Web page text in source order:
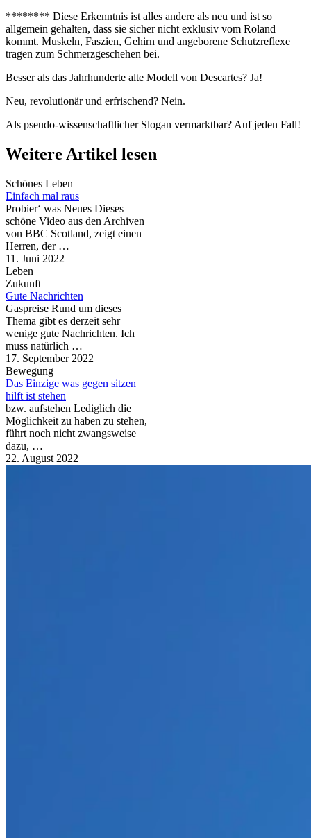
******** Diese Erkenntnis ist alles andere als neu und ist so
allgemein gehalten, dass sie sicher nicht exklusiv vom Roland
kommt. Muskeln, Faszien, Gehirn und angeborene Schutzreflexe
tragen zum Schmerzgeschehen bei.
Besser als das Jahrhunderte alte Modell von Descartes? Ja!
Neu, revolutionär und erfrischend? Nein.
Als pseudo-wissenschaftlicher Slogan vermarktbar? Auf jeden Fall!
Weitere Artikel lesen
Schönes Leben
Einfach mal raus
Probier‘ was Neues Dieses
schöne Video aus den Archiven
von BBC Scotland, zeigt einen
Herren, der …
11. Juni 2022
Leben
Zukunft
Gute Nachrichten
Gaspreise Rund um dieses
Thema gibt es derzeit sehr
wenige gute Nachrichten. Ich
muss natürlich …
17. September 2022
Bewegung
Das Einzige was gegen sitzen
hilft ist stehen
bzw. aufstehen Lediglich die
Möglichkeit zu haben zu stehen,
führt noch nicht zwangsweise
dazu, …
22. August 2022